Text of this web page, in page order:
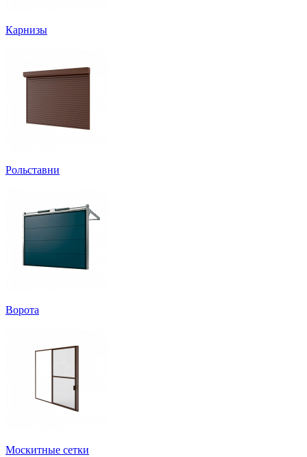
Карнизы
Рольставни
Ворота
Москитные сетки